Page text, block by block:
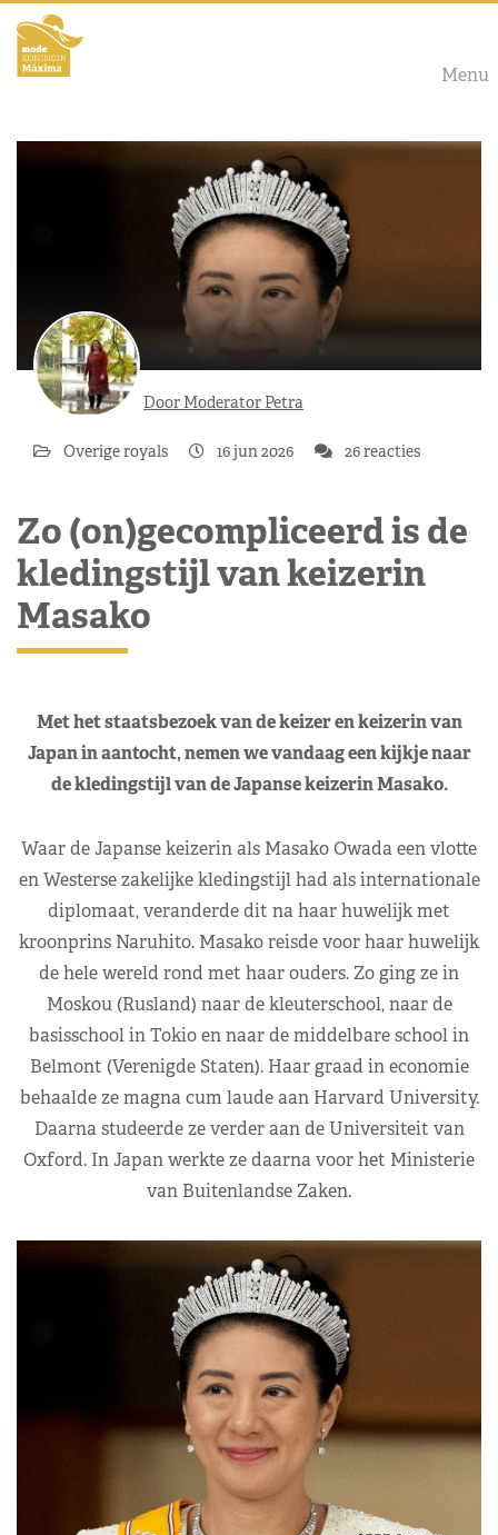
Menu
Door Moderator Petra
Overige royals 16 jun 2026 26 reacties
Zo (on)gecompliceerd is de
kledingstijl van keizerin
Masako
Met het staatsbezoek van de keizer en keizerin van
Japan in aantocht, nemen we vandaag een kijkje naar
de kledingstijl van de Japanse keizerin Masako.
Waar de Japanse keizerin als Masako Owada een vlotte
en Westerse zakelijke kledingstijl had als internationale
diplomaat, veranderde dit na haar huwelijk met
kroonprins Naruhito. Masako reisde voor haar huwelijk
de hele wereld rond met haar ouders. Zo ging ze in
Moskou (Rusland) naar de kleuterschool, naar de
basisschool in Tokio en naar de middelbare school in
Belmont (Verenigde Staten). Haar graad in economie
behaalde ze magna cum laude aan Harvard University.
Daarna studeerde ze verder aan de Universiteit van
Oxford. In Japan werkte ze daarna voor het Ministerie
van Buitenlandse Zaken.